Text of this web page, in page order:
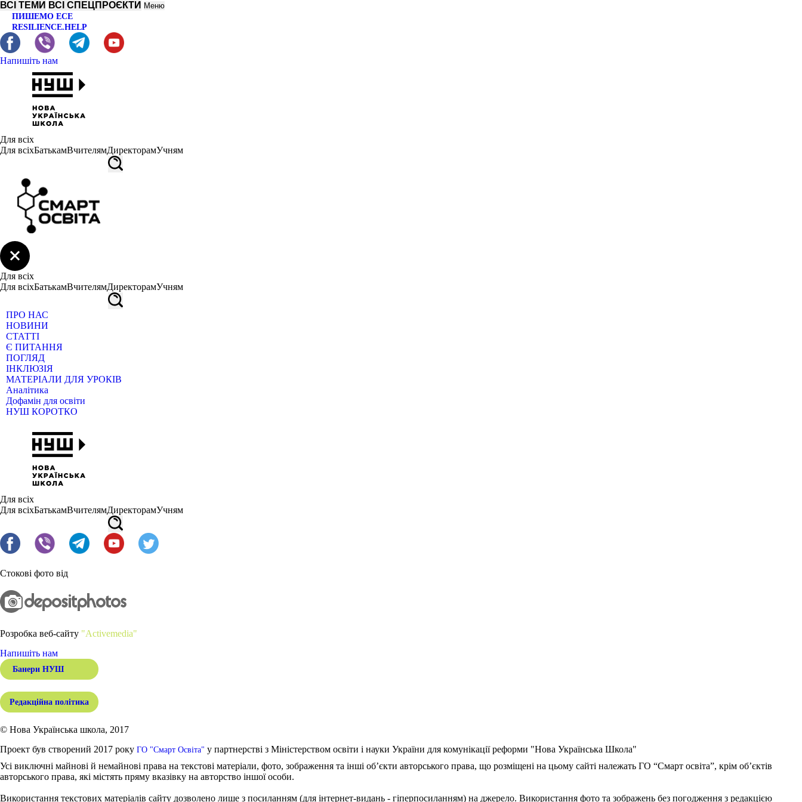
ВСІ ТЕМИ ВСІ СПЕЦПРОЄКТИ Меню
ПИШЕМО ЕСЕ
RESILIENCE.HELP
Напишіть нам
Для всіх
Для всіхБатькамВчителямДиректорамУчням
Для всіх
Для всіхБатькамВчителямДиректорамУчням
ПРО НАС
НОВИНИ
СТАТТІ
Є ПИТАННЯ
ПОГЛЯД
ІНКЛЮЗІЯ
МАТЕРІАЛИ ДЛЯ УРОКІВ
Аналітика
Дофамін для освіти
НУШ КОРОТКО
Для всіх
Для всіхБатькамВчителямДиректорамУчням
Стокові фото від
Розробка веб-сайту "Activemedia"
Напишіть нам
Банери НУШ
Редакційна політика
© Нова Українська школа, 2017
Проект був створений 2017 року ГО "Смарт Освіта" у партнерстві з Міністерством освіти і науки України для комунікації реформи "Нова Українська Школа"
Усі виключні майнові й немайнові права на текстові матеріали, фото, зображення та інші об’єкти авторського права, що розміщені на цьому сайті належать ГО “Смарт освіта”, крім об’єктів
авторського права, які містять пряму вказівку на авторство іншої особи.
Використання текстових матеріалів сайту дозволено лише з посиланням (для інтернет-видань - гіперпосиланням) на джерело. Використання фото та зображень без погодження з редакцією